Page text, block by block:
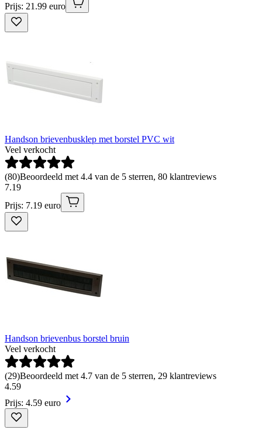
Prijs: 21.99 euro
Handson brievenbusklep met borstel PVC wit
Veel verkocht
(80)Beoordeeld met 4.4 van de 5 sterren, 80 klantreviews
7.19
Prijs: 7.19 euro
Handson brievenbus borstel bruin
Veel verkocht
(29)Beoordeeld met 4.7 van de 5 sterren, 29 klantreviews
4.59
Prijs: 4.59 euro